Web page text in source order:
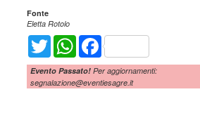
Fonte
Eletta Rotolo
Twitter WhatsAppFacebook
Evento Passato! Per aggiornamenti:
segnalazione@eventiesagre.it